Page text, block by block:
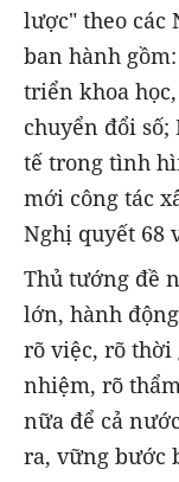
lược" theo các
ban hành
triển khoa
chuyển đổi
tế trong tình
mới công tác
Nghị quyết 68
Thủ tướng đề
lớn, hành
rõ việc, rõ thời
nhiệm, rõ
nữa để cả
ra, vững bước